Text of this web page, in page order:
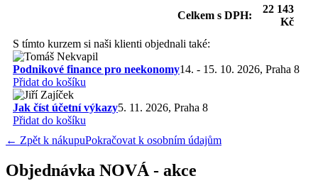
Celkem s DPH:
22 143
Kč
S tímto kurzem si naši klienti objednali také:
Podnikové finance pro neekonomy14. - 15. 10. 2026, Praha 8
Přidat do košíku
Jak číst účetní výkazy5. 11. 2026, Praha 8
Přidat do košíku
← Zpět k nákupuPokračovat k osobním údajům
Objednávka NOVÁ - akce